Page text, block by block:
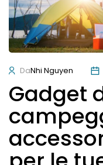
DaNhi Nguyen
Gadget